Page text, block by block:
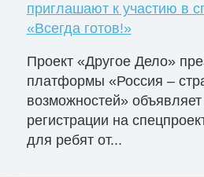
приглашают к участию в
«Всегда готов!»
Проект «Другое Дело»
платформы «Россия –
возможностей» объявляет
регистрации на
для ребят от...